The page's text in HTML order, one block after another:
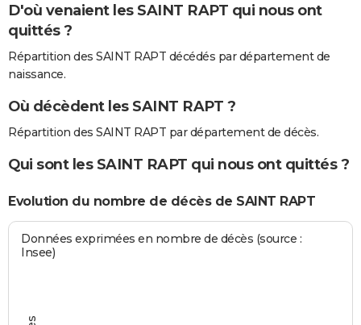
D'où venaient les SAINT RAPT qui nous ont
quittés ?
Répartition des SAINT RAPT décédés par département de
naissance.
Où décèdent les SAINT RAPT ?
Répartition des SAINT RAPT par département de décès.
Qui sont les SAINT RAPT qui nous ont quittés ?
Evolution du nombre de décès de SAINT RAPT
Données exprimées en nombre de décès (source :
Insee)